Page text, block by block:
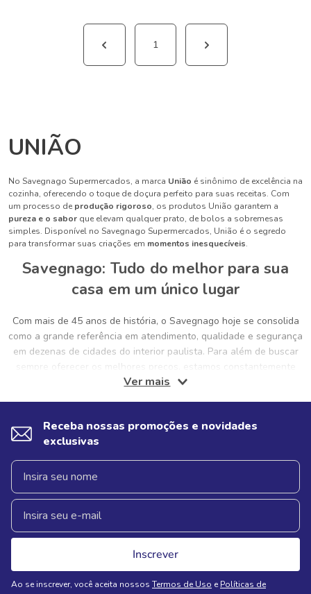
1
UNIÃO
No Savegnago Supermercados, a marca União é sinônimo de excelência na
cozinha, oferecendo o toque de doçura perfeito para suas receitas. Com
um processo de produção rigoroso, os produtos União garantem a
pureza e o sabor que elevam qualquer prato, de bolos a sobremesas
simples. Disponível no Savegnago Supermercados, União é o segredo
para transformar suas criações em momentos inesquecíveis.
Savegnago: Tudo do melhor para sua
casa em um único lugar
Com mais de 45 anos de história, o Savegnago hoje se consolida
como a grande referência em atendimento, qualidade e segurança
em dezenas de cidades do interior paulista. Para além de buscar
sempre oferecer os melhores preços, estamos constantemente
pensando e proporcionando ofertas exclusivas, aliadas a um
casa merece sempre estar abastecida com o melhor. Não só isso,
mas ter produtos de qualidade em casa proporciona bem-estar e
saúde para você, sua família, visitas e pets. E foi com essa noção
e preocupação com você que nos consolidamos como uma
comprar no Savegnago é sinônimo de comprar com qualidade e
Ver mais
Receba nossas promoções e novidades
exclusivas
Inscrever
Ao se inscrever, você aceita nossos Termos de Uso e Políticas de